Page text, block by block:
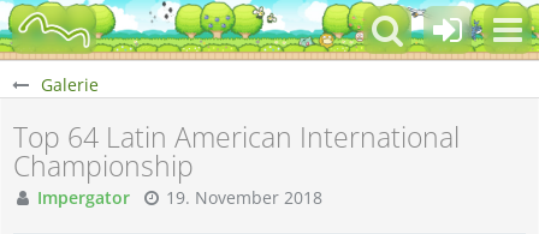
Galerie
Top 64 Latin American International
Championship
Impergator 19. November 2018